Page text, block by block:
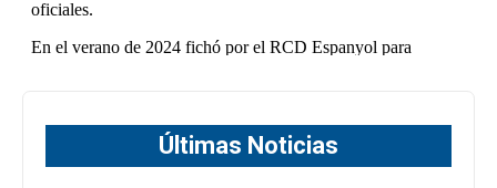
Últimas Noticias